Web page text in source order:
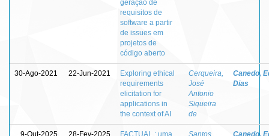
geração de
requisitos de
software a partir
de issues em
projetos de
código aberto
30-Ago-2021 22-Jun-2021
Exploring ethical
requirements
elicitation for
applications in
the context of AI
Cerqueira,
José
Antonio
Siqueira
de
Canedo,
Dias
9-Out-2025 28-Fev-2025
FACTUAL : uma
Santos,
Canedo,